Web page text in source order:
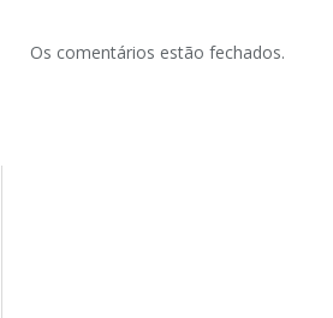
Os comentários estão fechados.